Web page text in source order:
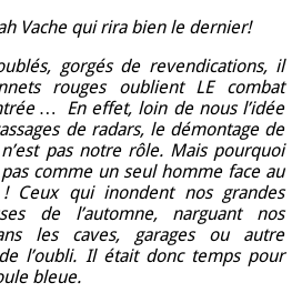
Vache qui rira bien le dernier!
gorgés de revendications, il
rouges oublient LE combat
… En effet, loin de nous l’idée
de radars, le démontage de
pas notre rôle. Mais pourquoi
comme un seul homme face au
Ceux qui inondent nos grandes
de l’automne, narguant nos
les caves, garages ou autre
l’oubli. Il était donc temps pour
bleue.